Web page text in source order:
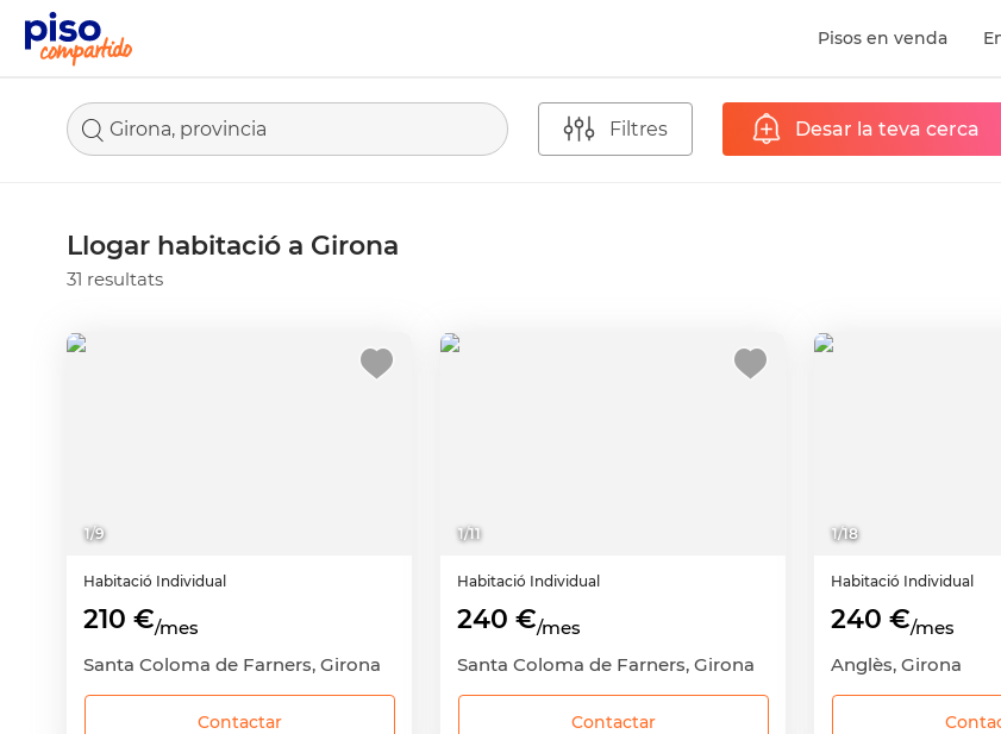
Pisos en venda
Girona, provincia Filtres Desar la teva cerca
Llogar habitació a Girona
31 resultats
1/9
Habitació Individual
210 €/mes
Santa Coloma de Farners, Girona
Contactar
1/11
Habitació Individual
240 €/mes
Santa Coloma de Farners, Girona
Contactar
1/18
Habitació Individual
240 €/mes
Anglès, Girona